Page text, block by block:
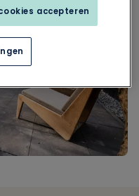
accepteren